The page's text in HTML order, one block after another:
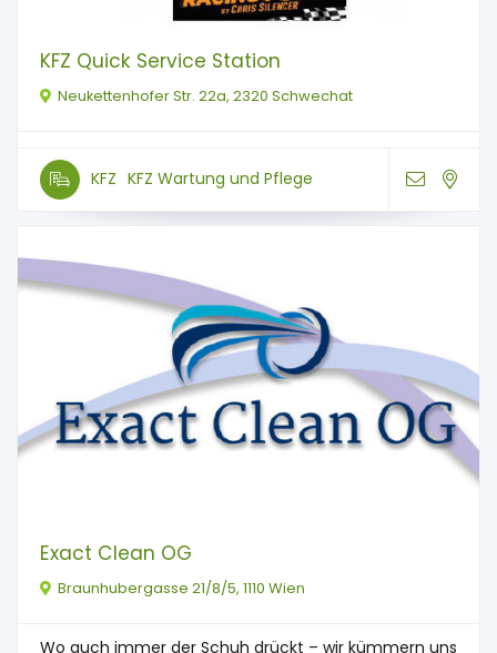
KFZ Quick Service Station
Neukettenhofer Str. 22a, 2320 Schwechat
KFZ KFZ Wartung und Pflege
Exact Clean OG
Braunhubergasse 21/8/5, 1110 Wien
Wo auch immer der Schuh drückt – wir kümmern uns